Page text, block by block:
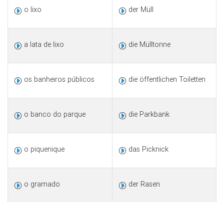
o lixo der Müll
a lata de lixo die Mülltonne
os banheiros públicos die öffentlichen Toiletten
o banco do parque die Parkbank
o piquenique das Picknick
o gramado der Rasen